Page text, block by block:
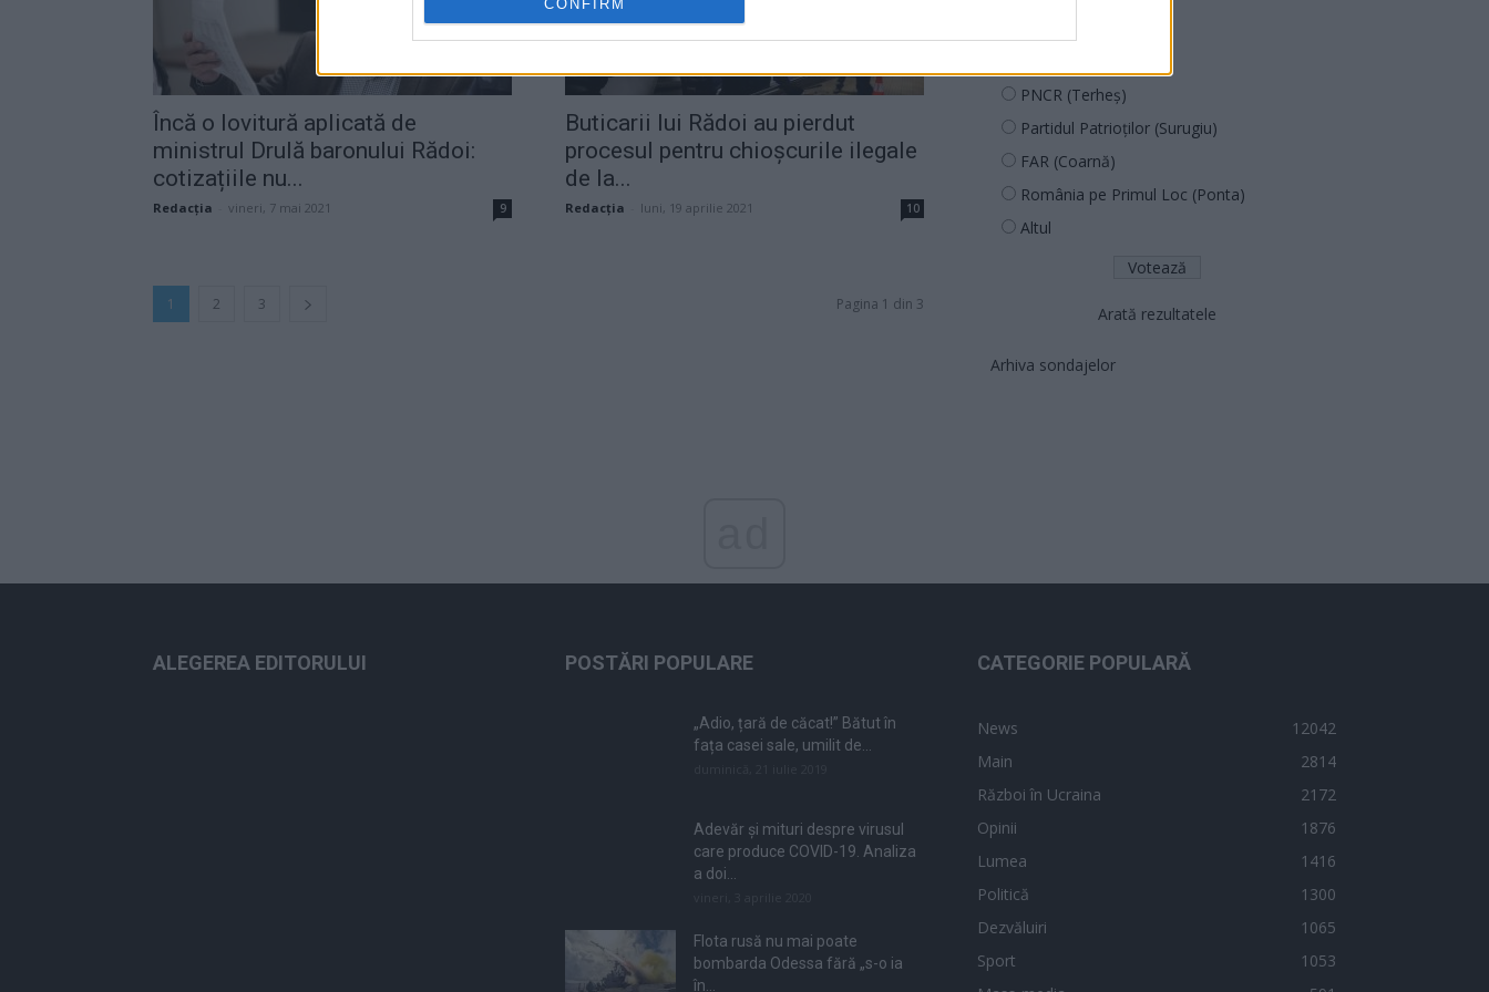
CONFIRM
Încă o lovitură aplicată de
ministrul Drulă baronului Rădoi:
cotizațiile nu...
Redacţia vineri, 7 mai 2021 9
Buticarii lui Rădoi au pierdut
procesul pentru chioșcurile ilegale
de la...
Redacţia luni, 19 aprilie 2021 10
1 2 3 Pagina 1 din 3
PNCR (Terheș)
Partidul Patrioților (Surugiu)
FAR (Coarnă)
România pe Primul Loc (Ponta)
Altul
Arată rezultatele
Arhiva sondajelor
ALEGEREA EDITORULUI POSTĂRI POPULARE
„Adio, țară de căcat!” Bătut în
fața casei sale, umilit de...
Adevăr și mituri despre virusul
care produce COVID-19. Analiza
a doi...
Flota rusă nu mai poate
bombarda Odessa fără „s-o ia
în...
CATEGORIE POPULARĂ
News
12042
Main
2814
Război în Ucraina
2172
Opinii
1876
Lumea
1416
Politică
1300
Dezvăluiri
1065
Sport
1053